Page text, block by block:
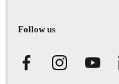
Follow us